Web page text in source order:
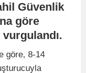
Güvenlik
göre
göre, 8-14